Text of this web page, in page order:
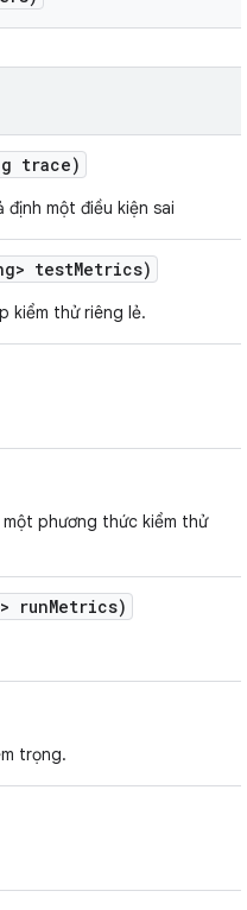
trace)
một điều kiện sai
testMetrics)
kiểm thử riêng lẻ.
phương thức kiểm thử
runMetrics)
trọng.